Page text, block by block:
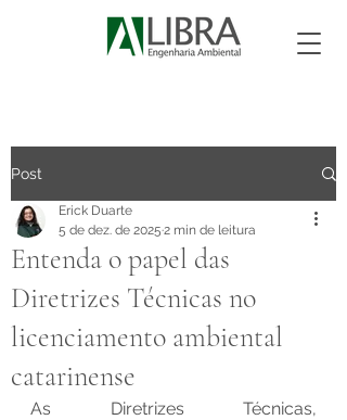
Post
Entenda o papel das
Diretrizes Técnicas no
licenciamento ambiental
catarinense
Erick Duarte
5 de dez. de 2025 2 min de leitura
As Diretrizes Técnicas,